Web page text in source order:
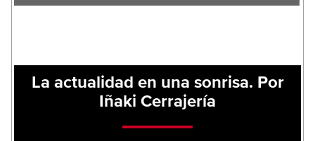
La actualidad en una sonrisa. Por
Iñaki Cerrajería